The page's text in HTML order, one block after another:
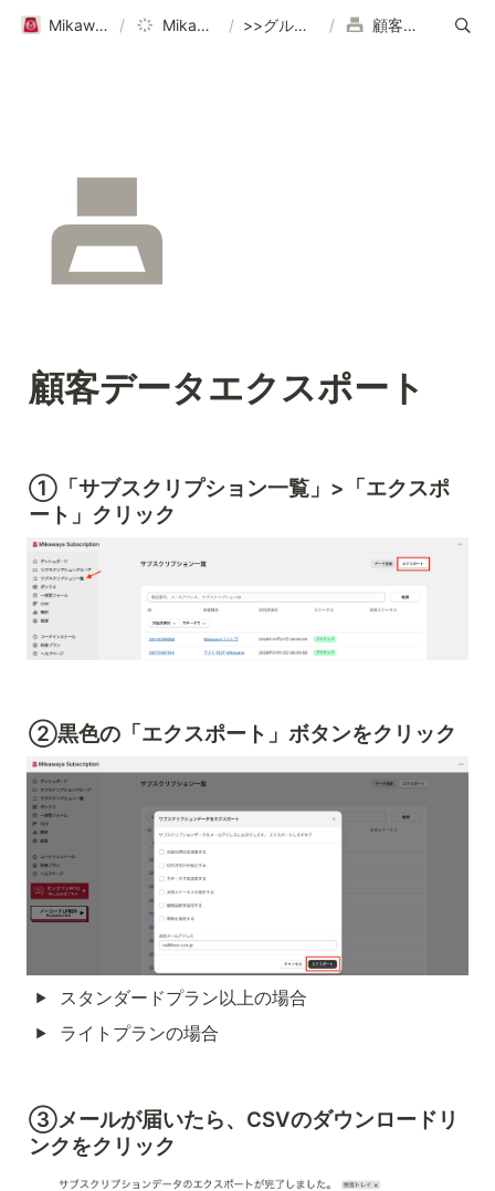
Mikawaya Subscriptionヘルプページ｜ご利用ガイド / Mikawaya Subscription / >>グループ設定など各種設定はこちら / 顧客データエクスポート
顧客データエクスポート
①「サブスクリプション一覧」>「エクスポ
ート」クリック
②黒色の「エクスポート」ボタンをクリック
スタンダードプラン以上の場合
ライトプランの場合
③メールが届いたら、CSVのダウンロードリ
ンクをクリック